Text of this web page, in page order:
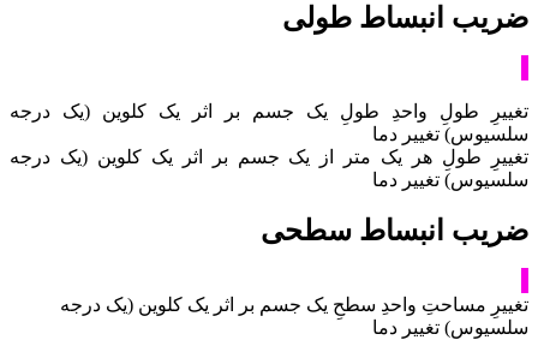
ضریب انبساط طولی
تغییرِ طولِ واحدِ طولِ یک جسم بر اثر یک کلوین (یک درجه
سلسیوس) تغییر دما
تغییرِ طولِ هر یک متر از یک جسم بر اثر یک کلوین (یک درجه
سلسیوس) تغییر دما
ضریب انبساط سطحی
تغییرِ مساحتِ واحدِ سطحِ یک جسم بر اثر یک کلوین (یک درجه
سلسیوس) تغییر دما